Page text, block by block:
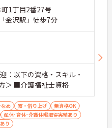
1丁目2番27号
金沢駅」徒歩7分
：以下の資格・スキル・
＞ ■介護福祉士資格
め 寮・借り上げ
無資格OK
産休･育休･介護休暇取得実績あり
り